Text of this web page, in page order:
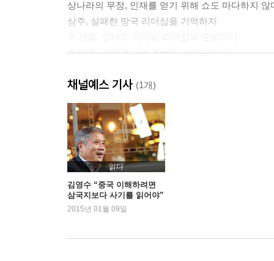
상나라의 무정, 인재를 얻기 위해 쇼도 마다하지 않
상주, 실패한 망국 리더십을 기억하자
주 무왕, 유업을 이어 창업을 마무리하다
주 여왕, 주변의 충고와 고언을 무시해 쫓겨나다
주 선왕, 중흥에 실패한 리더십의 원인을 살펴본다
PART 2 _ 진시황 리더십, 그 실체를 집중 분석한다
진시황, 역사적 실체를 넘어 문화적 아이콘으로 떠
진시황의 천하통일, 그 역사적 배경을 논한다
상앙의 변법 개혁, 천하통일의 전주곡을 울리다
진시황 리더십을 이해하기 위한 기초 정보 분석
진시황, 권력에 접근하기까지의 리더십을 살펴본다
채널예스 기사 (1개)
읽다
김영수 “중국 이해하려면
삼국지보다 사기를 읽어야”
2015년 01월 09일